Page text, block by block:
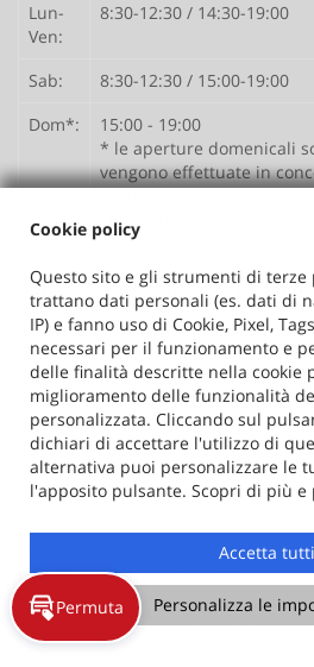
Lun-
Ven:
8:30-12:30 / 14:30-19:00
Sab:
8:30-12:30 / 15:00-19:00
Dom*:
15:00 - 19:00
* le aperture domenicali
vengono effettuate in
promozioni mensili; si
chiamare per conferma
Orario Centro assistenza e
Lun-Ven:
8:00-12:00 /
Sab:
8:00-12:00
Dom:
Chiuso
25015 Desenzano del Garda (BS)
Telefono:
+39 030 991 4773
Cellulare:
+39 345 432 9106
Cookie policy
Questo sito e gli strumenti di
trattano dati personali (es. dati di
IP) e fanno uso di Cookie, Pixel,
necessari per il funzionamento e
delle finalità descritte nella cookie
miglioramento delle funzionalità
personalizzata. Cliccando sul
dichiari di accettare l'utilizzo di
alternativa puoi personalizzare le
l'apposito pulsante. Scopri di più e
Accetta tutti
Personalizza le
Permuta